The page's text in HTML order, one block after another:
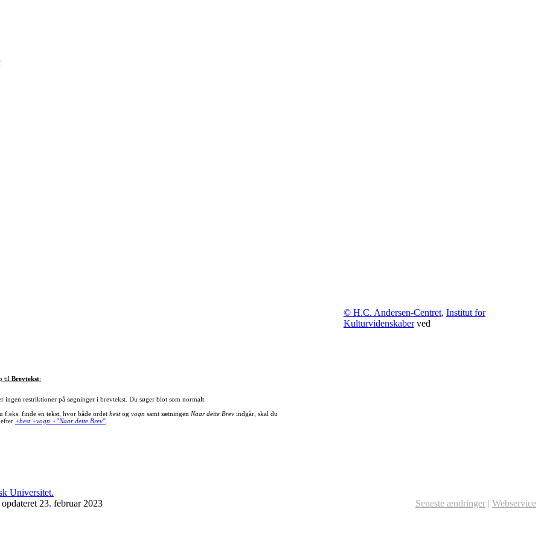
til Brevtekst:
ingen restriktioner på søgninger i brevtekst. Du søger blot som normalt.
f.eks. finde en tekst, hvor både ordet hestog vogn samt sætningen Naar dette Brevindgår, skal du
+hest +vogn +"Naar dette Brev".
© H.C. Andersen-Centret, Institut for
Kulturvidenskaberved
23. februar 2023 Seneste ændringer | Webservice